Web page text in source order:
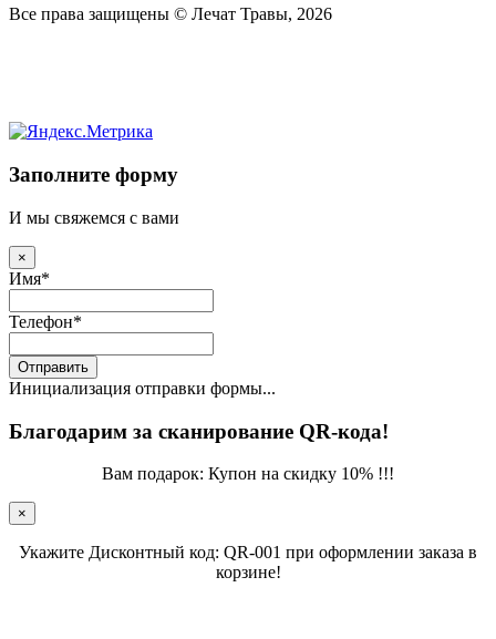
Все права защищены © Лечат Травы, 2026
Заполните форму
И мы свяжемся с вами
×
Имя*
Телефон*
Отправить
Инициализация отправки формы...
Благодарим за сканирование QR-кода!
Вам подарок: Купон на скидку 10% !!!
×
Укажите Дисконтный код: QR-001 при оформлении заказа в
корзине!